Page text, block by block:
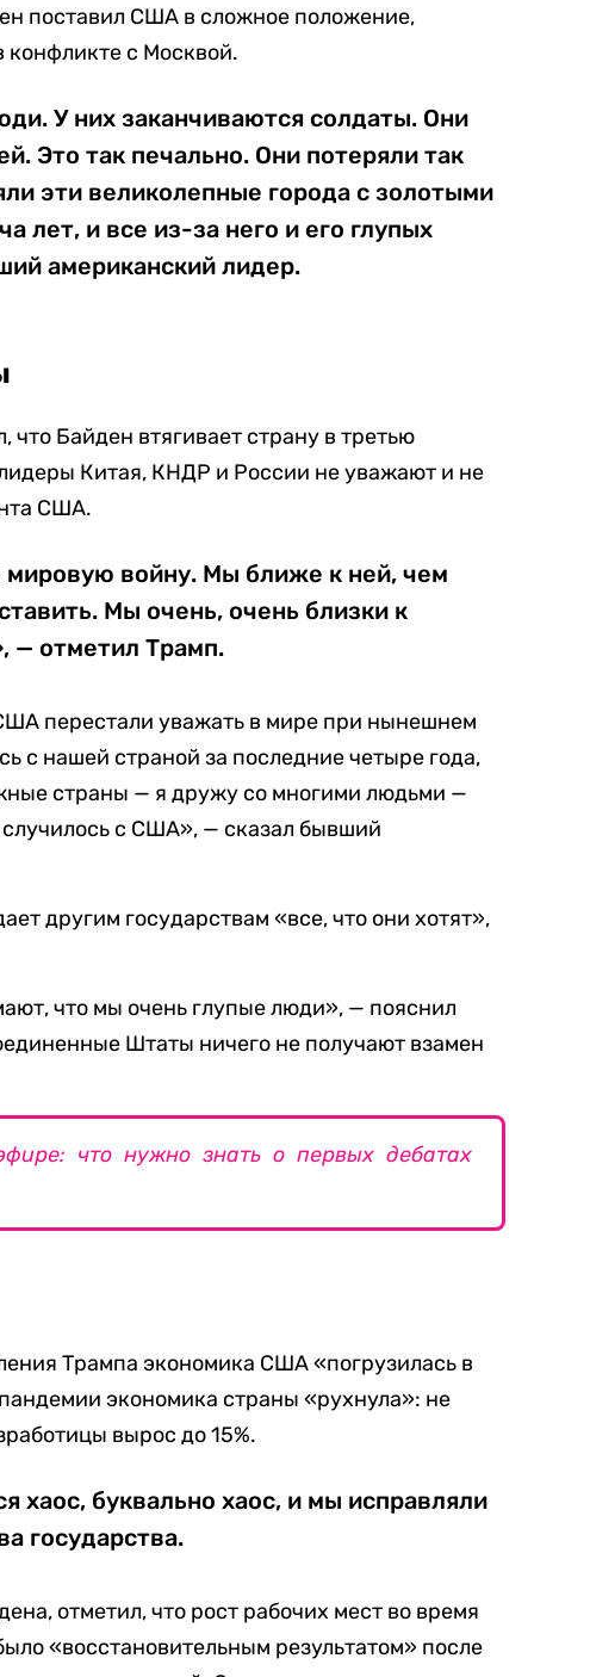
поставил США в сложное положение,
конфликте с Москвой.
У них заканчиваются солдаты. Они
Это так печально. Они потеряли так
эти великолепные города с золотыми
лет, и все из-за него и его глупых
американский лидер.
Байден втягивает страну в третью
Китая, КНДР и России не уважают и не
США.
мировую войну. Мы ближе к ней, чем
Мы очень, очень близки к
— отметил Трамп.
перестали уважать в мире при нынешнем
с нашей страной за последние четыре года,
страны — я дружу со многими людьми —
случилось с США», — сказал бывший
другим государствам «все, что они хотят»,
что мы очень глупые люди», — пояснил
Штаты ничего не получают взамен
что нужно знать о первых дебатах
Трампа экономика США «погрузилась в
экономика страны «рухнула»: не
вырос до 15%.
хаос, буквально хаос, и мы исправляли
государства.
отметил, что рост рабочих мест во время
«восстановительным результатом» после